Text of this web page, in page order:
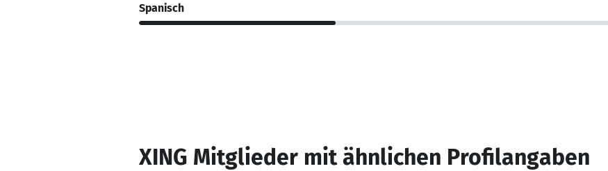
Spanisch
XING Mitglieder mit ähnlichen Profilangaben